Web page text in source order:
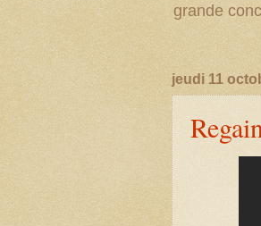
grande
jeudi 11